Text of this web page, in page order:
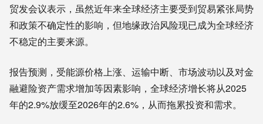
贸发会议表示，虽然近年来全球经济主要受到贸易紧张局势
和政策不确定性的影响，但地缘政治风险现已成为全球经济
不稳定的主要来源。
报告预测，受能源价格上涨、运输中断、市场波动以及对金
融避险资产需求增加等因素影响，全球经济增长将从2025
年的2.9%放缓至2026年的2.6%，从而拖累投资和需求。